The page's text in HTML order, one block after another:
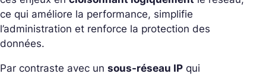
ce qui améliore la performance, simplifie
l’administration et renforce la protection des
données.
Par contraste avec un sous-réseau IP qui